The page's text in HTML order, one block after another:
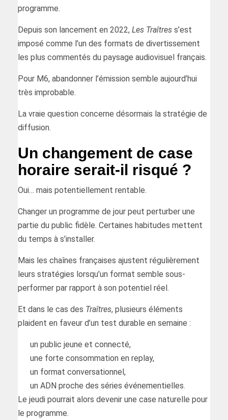
programme.
Depuis son lancement en 2022, Les Traîtres s’est
imposé comme l’un des formats de divertissement
les plus commentés du paysage audiovisuel français.
Pour M6, abandonner l’émission semble aujourd’hui
très improbable.
La vraie question concerne désormais la stratégie de
diffusion.
Un changement de case
horaire serait-il risqué ?
Oui… mais potentiellement rentable.
Changer un programme de jour peut perturber une
partie du public fidèle. Certaines habitudes mettent
du temps à s’installer.
Mais les chaînes françaises ajustent régulièrement
leurs stratégies lorsqu’un format semble sous-
performer par rapport à son potentiel réel.
Et dans le cas des Traîtres, plusieurs éléments
plaident en faveur d’un test durable en semaine :
un public jeune et connecté,
une forte consommation en replay,
un format conversationnel,
un ADN proche des séries événementielles.
Le jeudi pourrait alors devenir une case naturelle pour
le programme.